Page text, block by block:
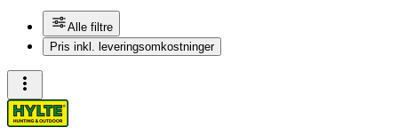
Alle filtre
Pris inkl. leveringsomkostninger